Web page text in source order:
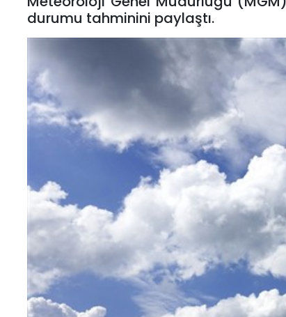
Kültür
Sanat
Spor
Teknoloji
Arşiv
Künye
Giriş
Yap
durumu tahminini paylaştı.